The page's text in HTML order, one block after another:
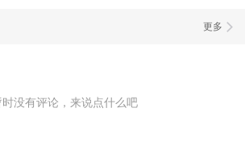
更多
时没有评论，来说点什么吧